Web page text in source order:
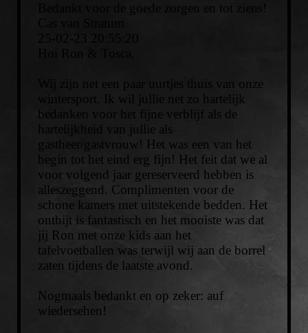
Bedankt voor de goede zorgen en tot ziens!
Wij zijn net een paar uurtjes thuis van onze
wintersport. Ik wil jullie net zo hartelijk
bedanken voor het fijne verblijf als de
hartelijkheid van jullie als
gastheer/gastvrouw! Het was een van het
begin tot het eind erg fijn! Het feit dat we al
voor volgend jaar gereserveerd hebben is
alleszeggend. Complimenten voor de
schone kamers met uitstekende bedden. Het
ontbijt is fantastisch en het mooiste was dat
jij Ron met onze kids aan het
tafelvoetballen was terwijl wij aan de borrel
zaten tijdens de laatste avond.
Nogmaals bedankt en op zeker: auf
wiedersehen!